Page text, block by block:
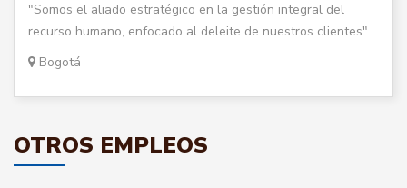
"Somos el aliado estratégico en la gestión integral del
recurso humano, enfocado al deleite de nuestros clientes".
Bogotá
OTROS EMPLEOS